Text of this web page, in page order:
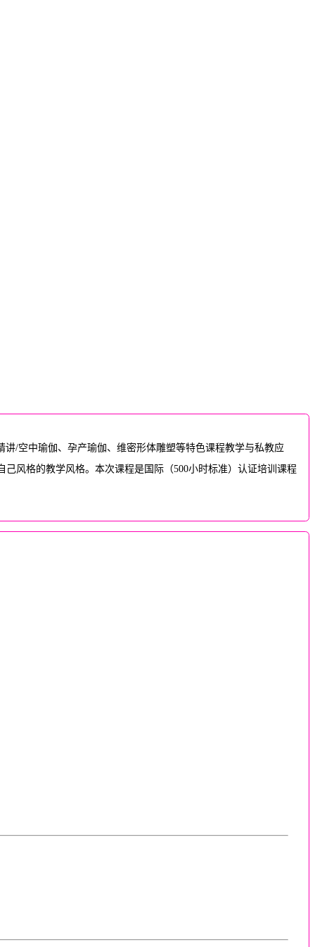
/空中瑜伽、孕产瑜伽、维密形体雕塑等特色课程教学与私教应
风格的教学风格。本次课程是国际（500小时标准）认证培训课程